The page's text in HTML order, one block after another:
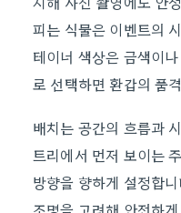
피는 식물은 이벤트의
테이너 색상은 금색이
로 선택하면 환갑의 품
배치는 공간의 흐름과
트리에서 먼저 보이는
방향을 향하게 설정합